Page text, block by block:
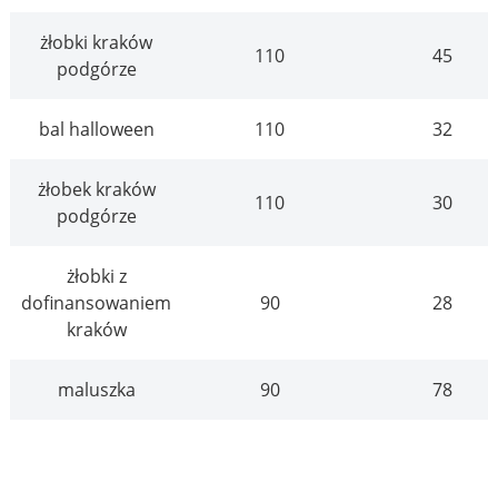
żłobki kraków
podgórze
110 45
bal halloween 110 32
żłobek kraków
podgórze
110 30
żłobki z
dofinansowaniem
kraków
90 28
maluszka 90 78